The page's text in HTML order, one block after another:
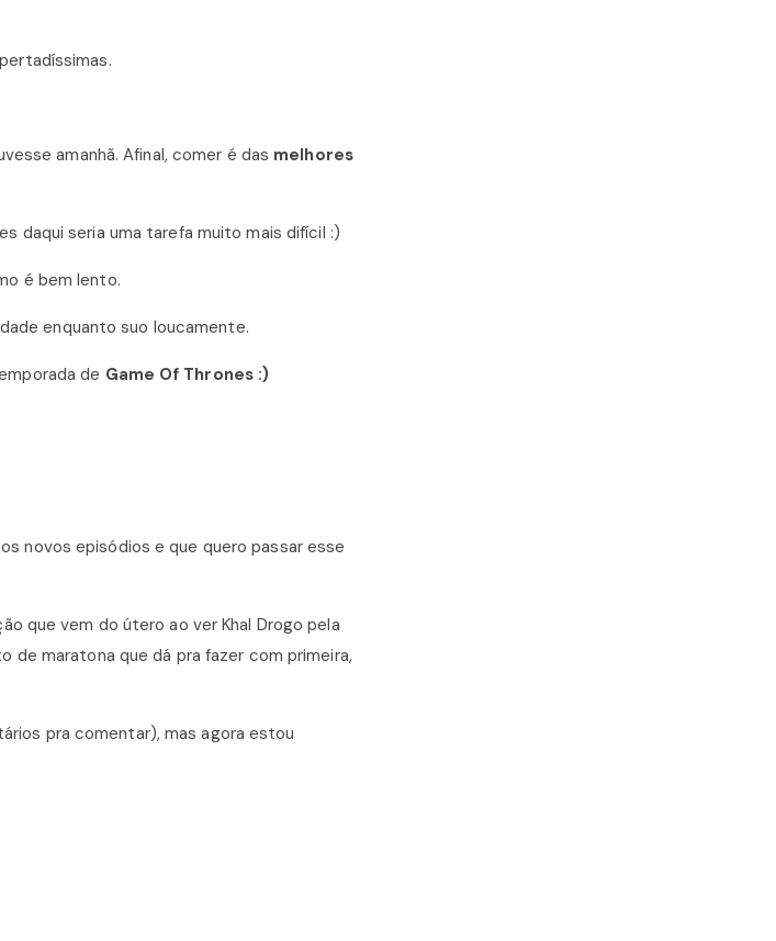
amanhã. Afinal, comer é das melhores
daqui seria uma tarefa muito mais difícil :)
é bem lento.
enquanto suo loucamente.
de Game Of Thrones :)
os novos episódios e que quero passar esse
que vem do útero ao ver Khal Drogo pela
de maratona que dá pra fazer com primeira,
pra comentar), mas agora estou